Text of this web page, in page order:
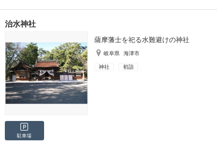
治水神社
薩摩藩士を祀る水難避けの神社
岐阜県 海津市
神社 初詣
駐車場